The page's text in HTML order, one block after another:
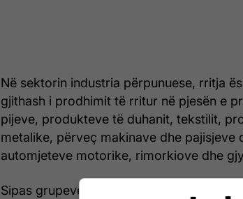
Në sektorin industria përpunuese, rritja
gjithash i prodhimit të rritur në pjesën e
pijeve, produkteve të duhanit, tekstilit,
metalike, përveç makinave dhe pajisjeve
automjeteve motorike, rimorkiove dhe
Sipas grupeve kryesore industriale, rritje